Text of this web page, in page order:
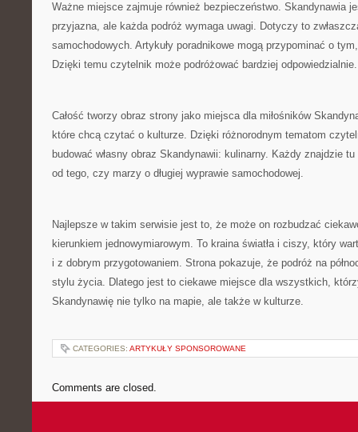
Ważne miejsce zajmuje również bezpieczeństwo. Skandynawia
przyjazna, ale każda podróż wymaga uwagi. Dotyczy to
samochodowych. Artykuły poradnikowe mogą przypominać o
Dzięki temu czytelnik może podróżować bardziej odpowiedzialnie.
Całość tworzy obraz strony jako miejsca dla miłośników
które chcą czytać o kulturze. Dzięki różnorodnym tematom
budować własny obraz Skandynawii: kulinarny. Każdy znajdzie
od tego, czy marzy o długiej wyprawie samochodowej.
Najlepsze w takim serwisie jest to, że może on rozbudzać
kierunkiem jednowymiarowym. To kraina światła i ciszy, który
i z dobrym przygotowaniem. Strona pokazuje, że podróż na
stylu życia. Dlatego jest to ciekawe miejsce dla wszystkich,
Skandynawię nie tylko na mapie, ale także w kulturze.
CATEGORIES: ARTYKUŁY SPONSOROWANE
Comments are closed.